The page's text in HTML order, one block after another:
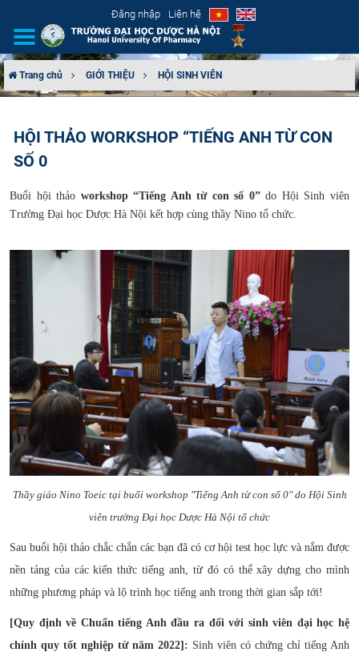
Đăng nhập Liên hệ
CƠ CẤU TỔ CHỨC
ĐÀO TẠO
ĐẢM BẢO CHẤT LƯỢNG
KHOA HỌC CÔNG NGHỆ
HTQT
CỰU NGƯỜI HỌC
Trang chủ GIỚI THIỆU HỘI SINH VIÊN
HỘI THẢO WORKSHOP “TIẾNG ANH TỪ CON
SỐ 0
Buổi hội thảo workshop “Tiếng Anh từ con số 0”do Hội Sinh viên
Trường Đại học Dược Hà Nội kết hợp cùng thầy Nino tổ chức.
Thầy giáo Nino Toeic tại buổi workshop "Tiếng Anh từ con số 0" do Hội Sinh
viên trường Đại học Dược Hà Nội tổ chức
Sau buổi hội thảo chắc chắn các bạn đã có cơ hội test học lực và nắm được
nền tảng của các kiến thức tiếng anh, từ đó có thể xây dựng cho mình
những phương pháp và lộ trình học tiếng anh trong thời gian sắp tới!
[Quy định về Chuẩn tiếng Anh đầu ra đối với sinh viên đại học hệ
chính quy tốt nghiệp từ năm 2022]: Sinh viên có chứng chỉ tiếng Anh